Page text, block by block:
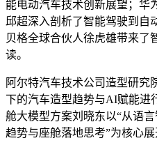
能电动汽车技术创新展望；华
邱超深入剖析了智能驾驶到自
贝格全球合伙人徐虎雄带来了
读。
阿尔特汽车技术公司造型研究
下的汽车造型趋势与AI赋能进
舱大模型方案刘晓东以“从语
趋势与座舱落地思考”为核心展